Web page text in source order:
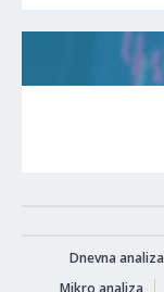
Dnevna analiza
Mikro analiza